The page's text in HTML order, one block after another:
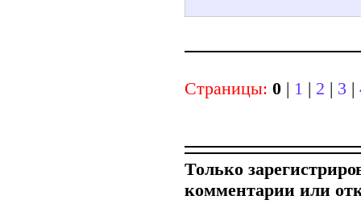
Страницы: 0 | 1 | 2 | 3 |
Только
комментарии или